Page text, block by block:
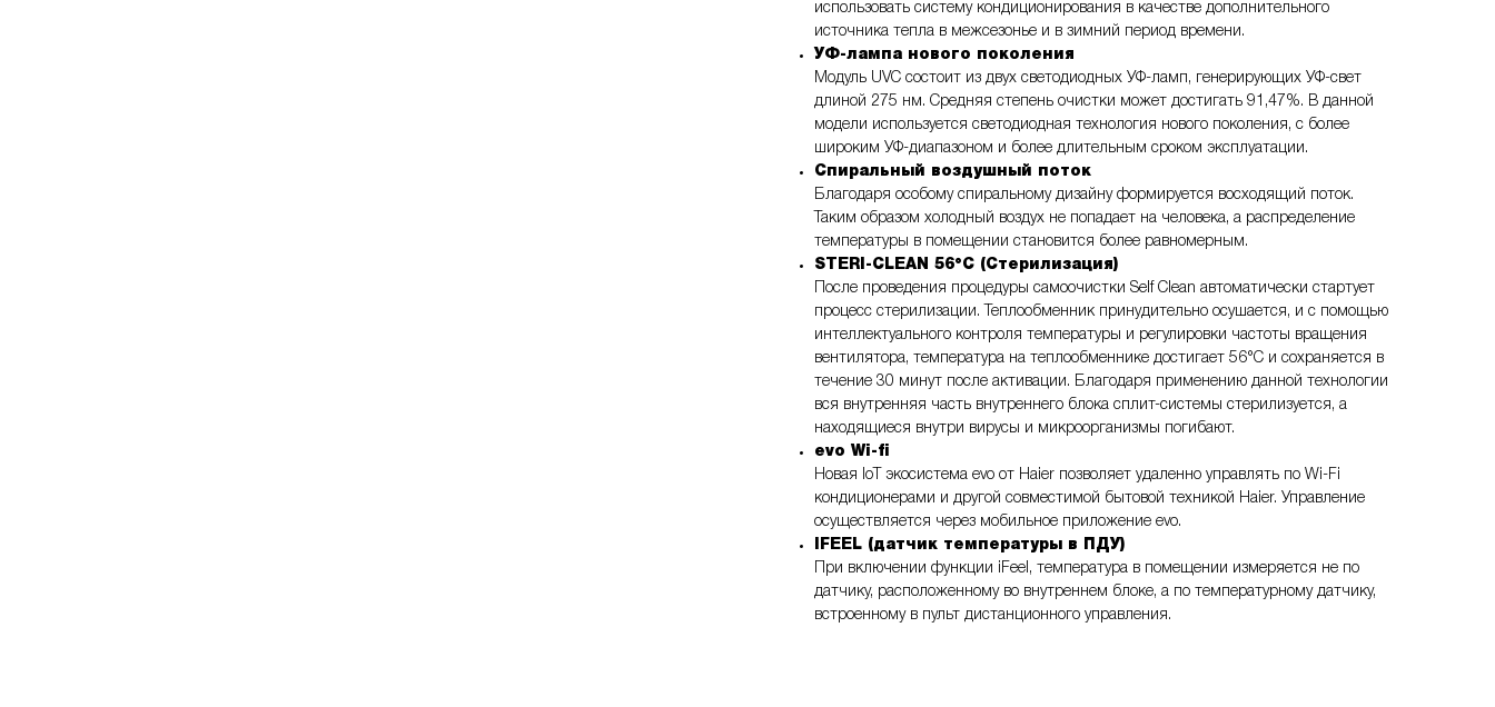
использовать систему кондиционирования в качестве дополнительного
источника тепла в межсезонье и в зимний период времени.
УФ-лампа нового поколения
Модуль UVC состоит из двух светодиодных УФ-ламп, генерирующих УФ-свет
длиной 275 нм. Средняя степень очистки может достигать 91,47%. В данной
модели используется светодиодная технология нового поколения, с более
широким УФ-диапазоном и более длительным сроком эксплуатации.
Спиральный воздушный поток
Благодаря особому спиральному дизайну формируется восходящий поток.
Таким образом холодный воздух не попадает на человека, а распределение
температуры в помещении становится более равномерным.
STERI-CLEAN 56°C (Стерилизация)
После проведения процедуры самоочистки Self Clean автоматически стартует
процесс стерилизации. Теплообменник принудительно осушается, и с помощью
интеллектуального контроля температуры и регулировки частоты вращения
вентилятора, температура на теплообменнике достигает 56°С и сохраняется в
течение 30 минут после активации. Благодаря применению данной технологии
вся внутренняя часть внутреннего блока сплит-системы стерилизуется, а
находящиеся внутри вирусы и микроорганизмы погибают.
evo Wi-fi
Новая IoT экосистема evo от Haier позволяет удаленно управлять по Wi-Fi
кондиционерами и другой совместимой бытовой техникой Haier. Управление
осуществляется через мобильное приложение evo.
IFEEL (датчик температуры в ПДУ)
При включении функции iFeel, температура в помещении измеряется не по
датчику, расположенному во внутреннем блоке, а по температурному датчику,
встроенному в пульт дистанционного управления.